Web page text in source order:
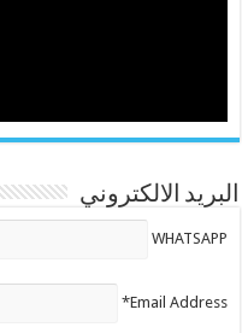
البريد الالكتروني
WHATSAPP
Email Address*